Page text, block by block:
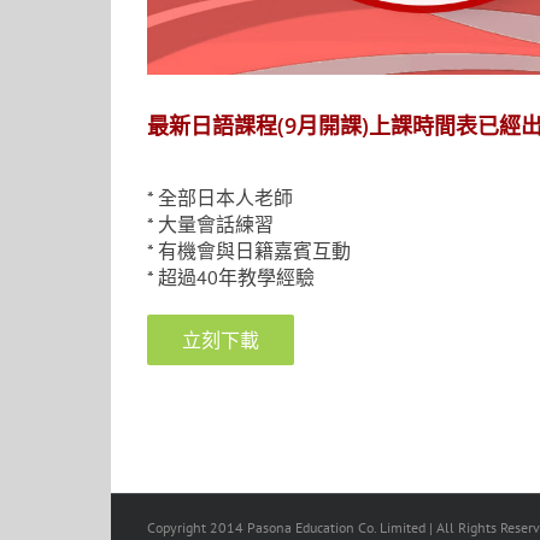
最新日語課程(9月開課)上課時間表已經
* 全部日本人老師
* 大量會話練習
* 有機會與日籍嘉賓互動
* 超過40年教學經驗
立刻下載
Copyright 2014 Pasona Education Co. Limited | All Rights